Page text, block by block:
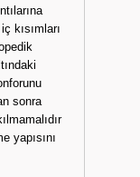
kısımları
sonra
yapısını